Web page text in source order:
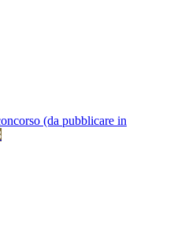
(da pubblicare in